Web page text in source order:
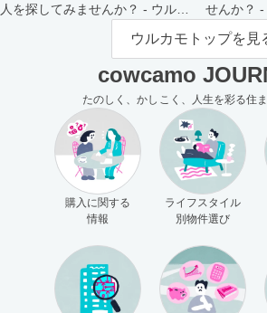
人を探してみませんか？ - ウルカ
せんか？ -
主さま向け
ウルカモトップを見
cowcamo
たのしく、かしこく、人生を彩る住
購入に関する
情報
ライフスタイル
別物件選び